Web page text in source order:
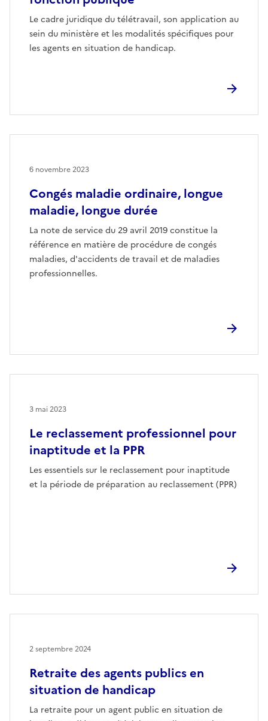
Le cadre juridique du télétravail, son application au
sein du ministère et les modalités spécifiques pour
les agents en situation de handicap.
Congés maladie ordinaire, longue
maladie, longue durée
La note de service du 29 avril 2019 constitue la
référence en matière de procédure de congés
maladies, d'accidents de travail et de maladies
professionnelles.
6 novembre 2023
Le reclassement professionnel pour
inaptitude et la PPR
Les essentiels sur le reclassement pour inaptitude
et la période de préparation au reclassement (PPR)
3 mai 2023
Retraite des agents publics en
situation de handicap
La retraite pour un agent public en situation de
2 septembre 2024